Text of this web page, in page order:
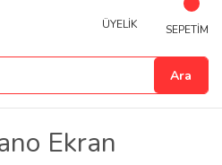
Ara
ÜYELİK SEPETİM
Ekran